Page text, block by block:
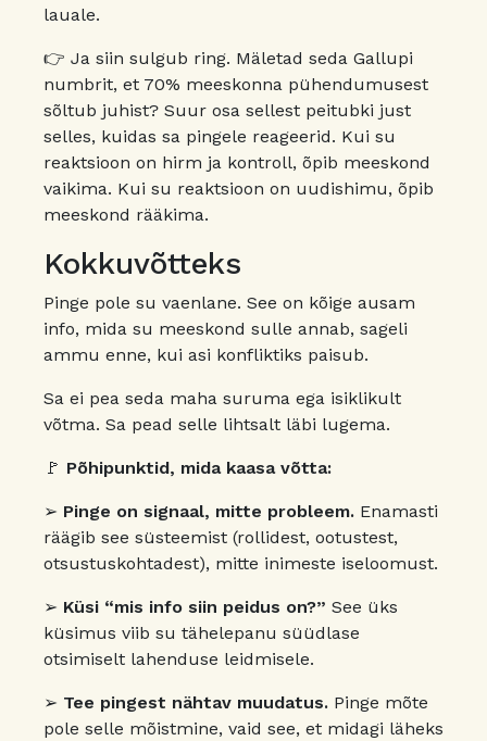
lauale.
👉 Ja siin sulgub ring. Mäletad seda Gallupi
numbrit, et 70% meeskonna pühendumusest
sõltub juhist? Suur osa sellest peitubki just
selles, kuidas sa pingele reageerid. Kui su
reaktsioon on hirm ja kontroll, õpib meeskond
vaikima. Kui su reaktsioon on uudishimu, õpib
meeskond rääkima.
Kokkuvõtteks
Pinge pole su vaenlane. See on kõige ausam
info, mida su meeskond sulle annab, sageli
ammu enne, kui asi konfliktiks paisub.
Sa ei pea seda maha suruma ega isiklikult
võtma. Sa pead selle lihtsalt läbi lugema.
🚩 Põhipunktid, mida kaasa võtta:
➢ Pinge on signaal, mitte probleem. Enamasti
räägib see süsteemist (rollidest, ootustest,
otsustuskohtadest), mitte inimeste iseloomust.
➢ Küsi “mis info siin peidus on?” See üks
küsimus viib su tähelepanu süüdlase
otsimiselt lahenduse leidmisele.
➢ Tee pingest nähtav muudatus. Pinge mõte
pole selle mõistmine, vaid see, et midagi läheks